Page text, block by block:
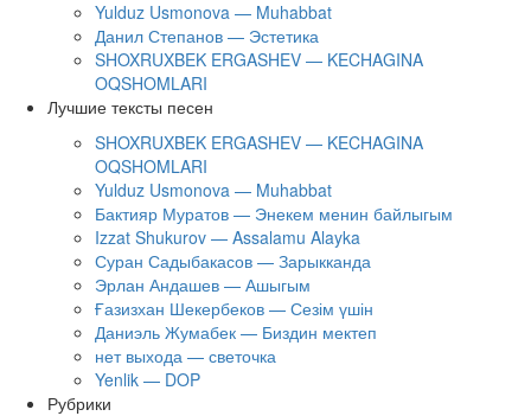
Yulduz Usmonova — Muhabbat
Данил Степанов — Эстетика
SHOXRUXBEK ERGASHEV — KECHAGINA
OQSHOMLARI
Лучшие тексты песен
SHOXRUXBEK ERGASHEV — KECHAGINA
OQSHOMLARI
Yulduz Usmonova — Muhabbat
Бактияр Муратов — Энекем менин байлыгым
Izzat Shukurov — Assalamu Alayka
Суран Садыбакасов — Зарыкканда
Эрлан Андашев — Ашыгым
Ғазизхан Шекербеков — Сезім үшін
Даниэль Жумабек — Биздин мектеп
нет выхода — светочка
Yenlik — DOP
Рубрики